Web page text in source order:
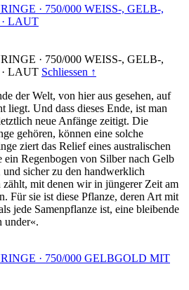
· 750/000 WEISS-, GELB-,
· LAUT
· 750/000 WEISS-, GELB-,
· LAUT Schliessen ↑
der Welt, von hier aus gesehen, auf
liegt. Und dass dieses Ende, ist man
neue Anfänge zeitigt. Die
gehören, können eine solche
ziert das Relief eines australischen
ein Regenbogen von Silber nach Gelb
sicher zu den handwerklich
mit denen wir in jüngerer Zeit am
Für sie ist diese Pflanze, deren Art mit
jede Samenpflanze ist, eine bleibende
under«.
· 750/000 GELBGOLD MIT